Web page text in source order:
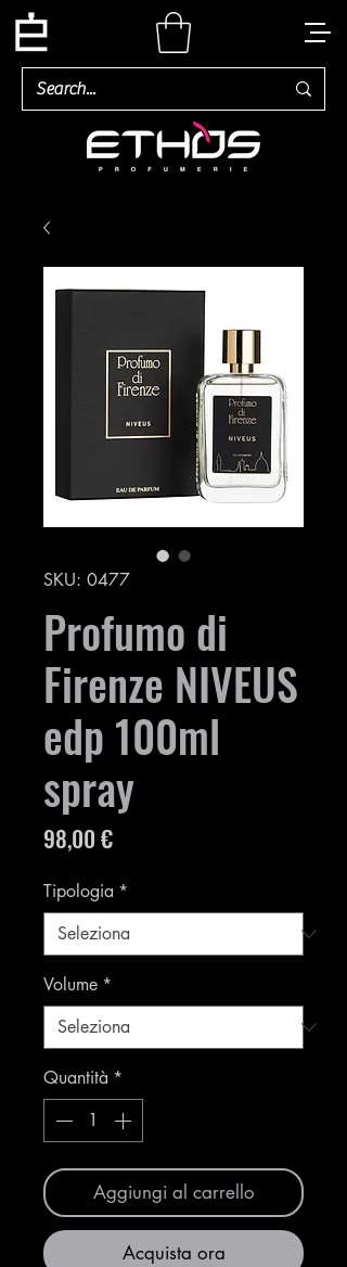
SKU: 0477
Profumo di
Firenze NIVEUS
edp 100ml
spray
98,00 €Prezzo
Tipologia *
Volume *
Quantità *
Aggiungi al carrello
Acquista ora